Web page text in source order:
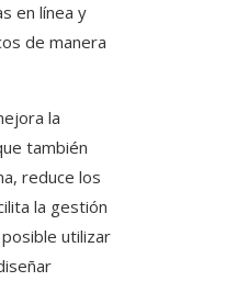
en línea y
de manera
la
también
reduce los
la gestión
utilizar